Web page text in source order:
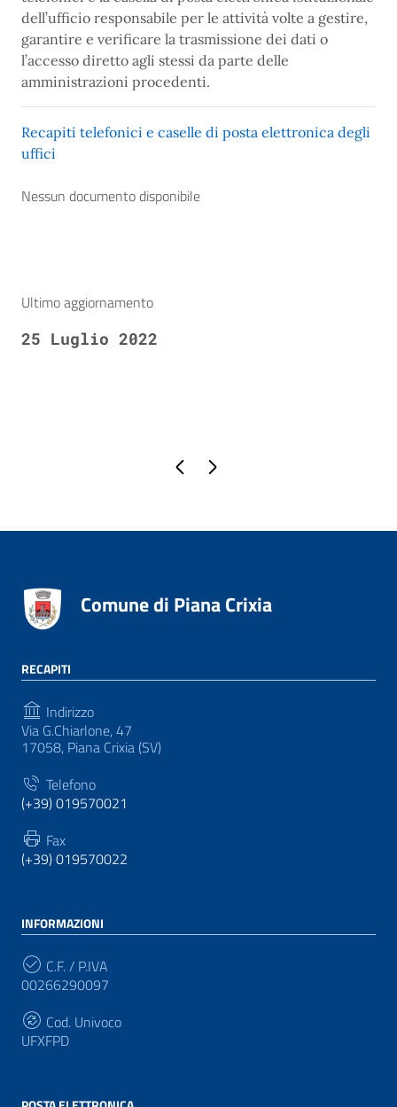
dell’ufficio responsabile per le attività volte a gestire,
garantire e verificare la trasmissione dei dati o
l’accesso diretto agli stessi da parte delle
amministrazioni procedenti.
Recapiti telefonici e caselle di posta elettronica degli
uffici
Nessun documento disponibile
Ultimo aggiornamento
25 Luglio 2022
Pagina precedente
Comune di Piana Crixia
RECAPITI
Indirizzo
Via G.Chiarlone, 47
17058, Piana Crixia (SV)
Telefono
(+39) 019570021
Fax
(+39) 019570022
INFORMAZIONI
C.F. / P.IVA
00266290097
Cod. Univoco
UFXFPD